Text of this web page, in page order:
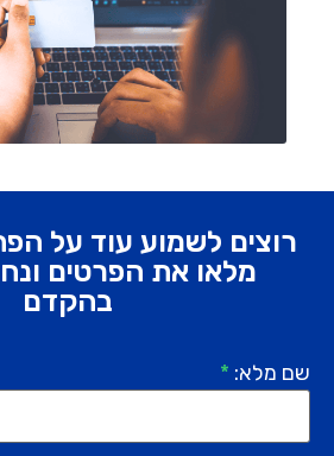
רוצים לשמוע עוד על
מלאו את הפרטים
בהקדם
שם מלא: *